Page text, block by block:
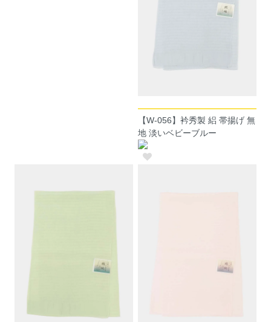
【W-056】衿秀製 絽 帯揚げ 無
地 淡いベビーブルー